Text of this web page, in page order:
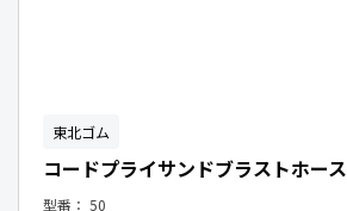
東北ゴム
コードプライサンドブラストホース
型番： 50